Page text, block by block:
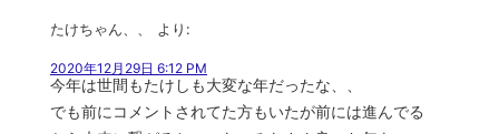
たけちゃん、、 より:
2020年12月29日 6:12 PM
今年は世間もたけしも大変な年だったな、、
でも前にコメントされてた方もいたが前には進んでる